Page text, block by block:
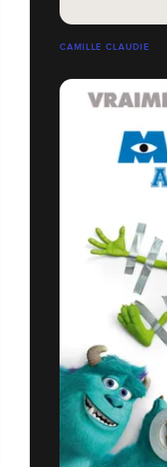
CAMILLE CLAUDIE